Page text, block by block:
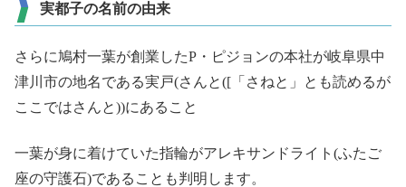
実都子の名前の由来
さらに鳩村一葉が創業したP・ピジョンの本社が岐阜県中
津川市の地名である実戸(さんと([「さねと」とも読めるが
ここではさんと))にあること
一葉が身に着けていた指輪がアレキサンドライト(ふたご
座の守護石)であることも判明します。